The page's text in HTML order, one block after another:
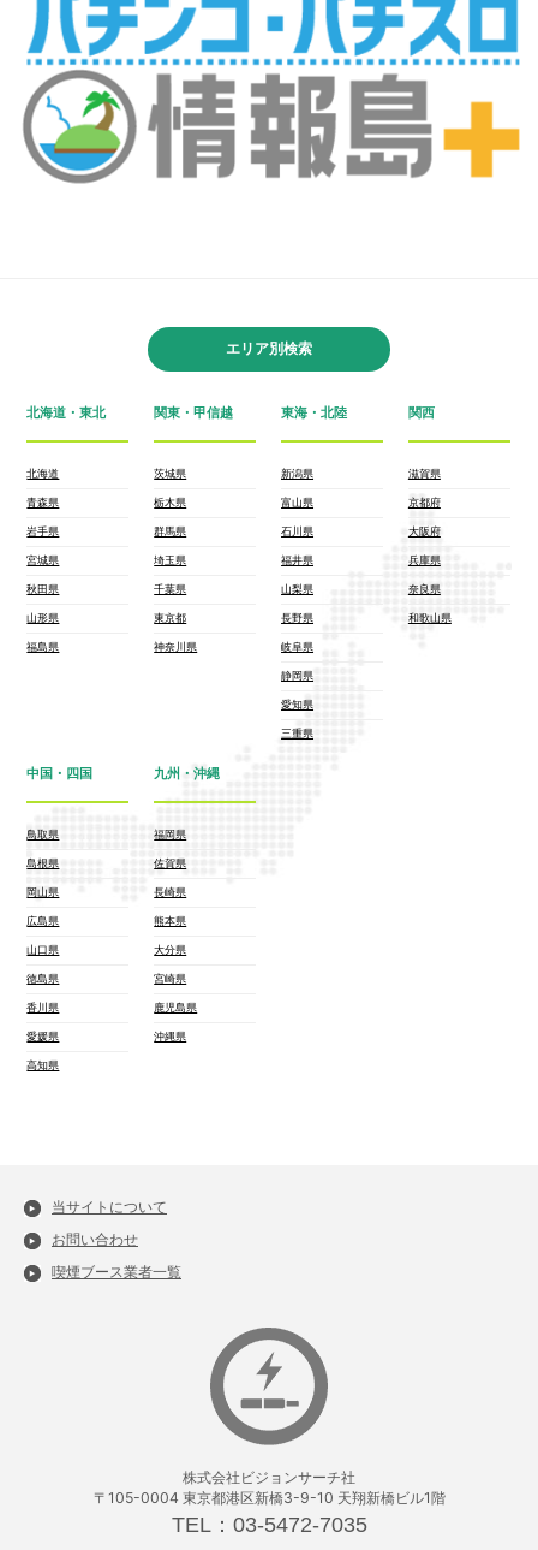
エリア別検索
北海道・東北
北海道
青森県
岩手県
宮城県
秋田県
山形県
福島県
関東・甲信越
茨城県
栃木県
群馬県
埼玉県
千葉県
東京都
神奈川県
東海・北陸
新潟県
富山県
石川県
福井県
山梨県
長野県
岐阜県
静岡県
愛知県
三重県
関西
滋賀県
京都府
大阪府
兵庫県
奈良県
和歌山県
中国・四国
鳥取県
島根県
岡山県
広島県
山口県
徳島県
香川県
愛媛県
高知県
九州・沖縄
福岡県
佐賀県
長崎県
熊本県
大分県
宮崎県
鹿児島県
沖縄県
当サイトについて
お問い合わせ
喫煙ブース業者一覧
株式会社ビジョンサーチ社
〒105-0004 東京都港区新橋3-9-10 天翔新橋ビル1階
TEL：03-5472-7035